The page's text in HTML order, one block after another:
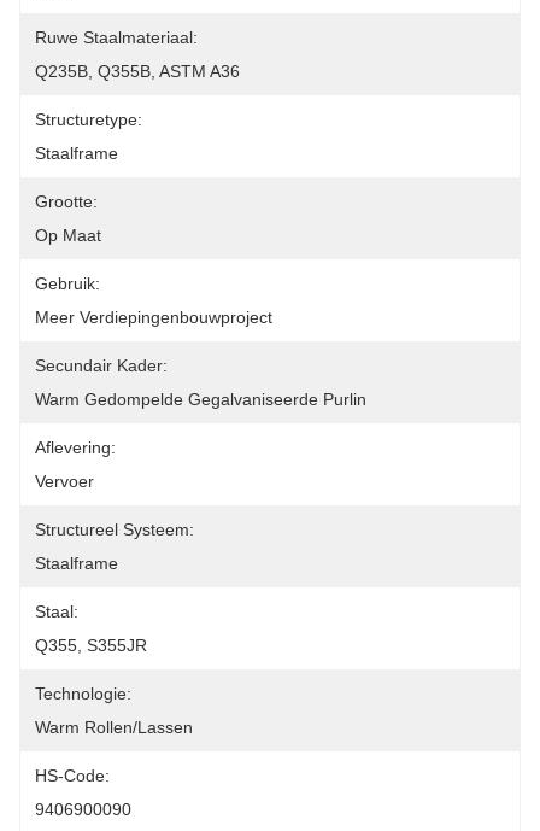
Ruwe Staalmateriaal:
Q235B, Q355B, ASTM A36
Structuretype:
Staalframe
Grootte:
Op Maat
Gebruik:
Meer Verdiepingenbouwproject
Secundair Kader:
Warm Gedompelde Gegalvaniseerde Purlin
Aflevering:
Vervoer
Structureel Systeem:
Staalframe
Staal:
Q355, S355JR
Technologie:
Warm Rollen/lassen
HS-Code:
9406900090